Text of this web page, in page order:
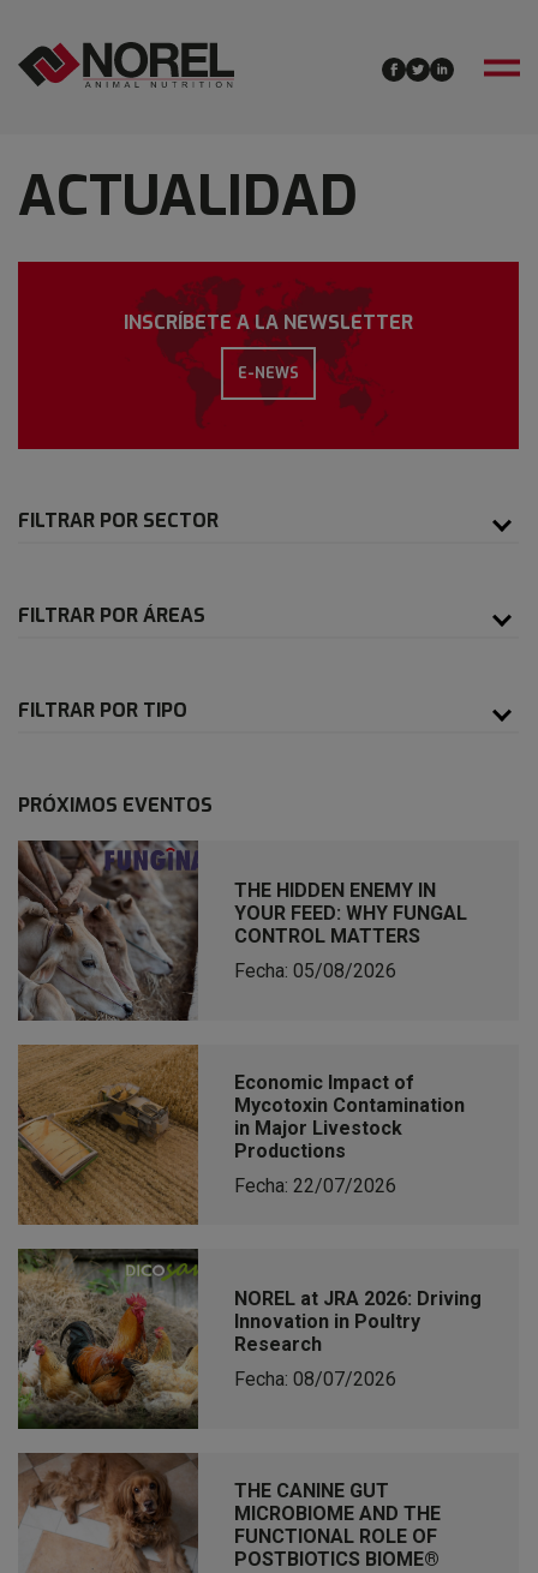
ACTUALIDAD
INSCRÍBETE A LA NEWSLETTER
E-NEWS
FILTRAR POR SECTOR
FILTRAR POR ÁREAS
FILTRAR POR TIPO
PRÓXIMOS EVENTOS
THE HIDDEN ENEMY IN
YOUR FEED: WHY FUNGAL
CONTROL MATTERS
Fecha: 05/08/2026
Economic Impact of
Mycotoxin Contamination
in Major Livestock
Productions
Fecha: 22/07/2026
NOREL at JRA 2026: Driving
Innovation in Poultry
Research
Fecha: 08/07/2026
THE CANINE GUT
MICROBIOME AND THE
FUNCTIONAL ROLE OF
POSTBIOTICS BIOME®